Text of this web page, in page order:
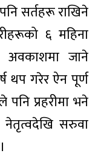
सर्तहरू राखिने
६ महिना
अवकाशमा जाने
थप गरेर ऐन पूर्ण
प्रहरीमा भने
सरुवा